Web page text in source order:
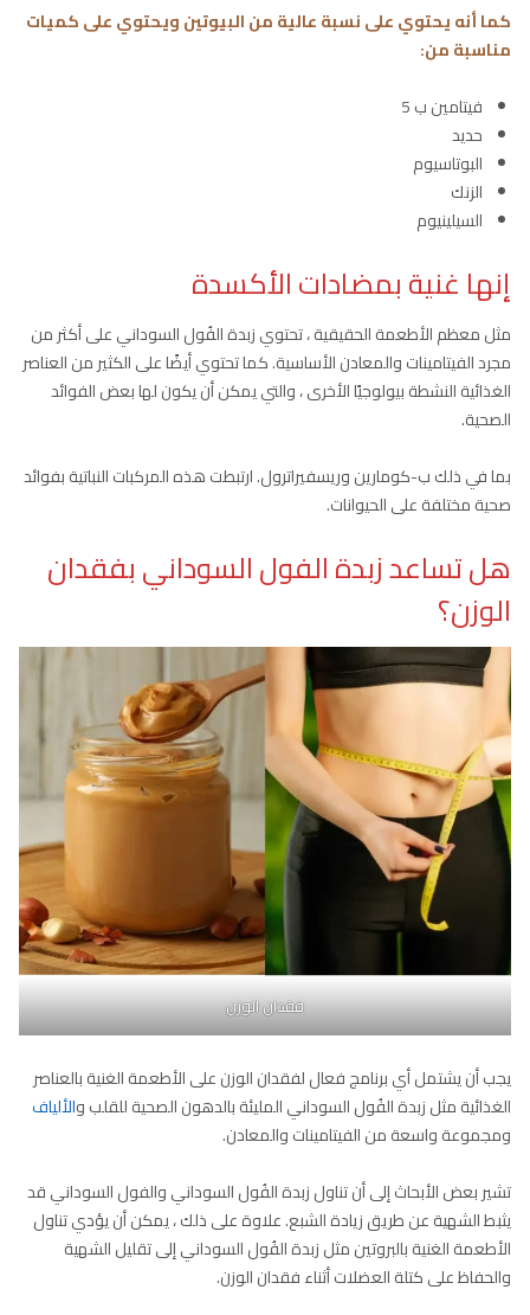
كما أنه يحتوي على نسبة عالية من البيوتين ويحتوي على كميات
مناسبة من:
فيتامين ب 5
حديد
البوتاسيوم
الزنك
السيلينيوم
إنها غنية بمضادات الأكسدة
مثل معظم الأطعمة الحقيقية ، تحتوي زبدة الفُول السوداني على أكثر من
مجرد الفيتامينات والمعادن الأساسية. كما تحتوي أيضًا على الكثير من العناصر
الغذائية النشطة بيولوجيًا الأخرى ، والتي يمكن أن يكون لها بعض الفوائد
الصحية.
بما في ذلك ب-كومارين وريسفيراترول. ارتبطت هذه المركبات النباتية بفوائد
صحية مختلفة على الحيوانات.
هل تساعد زبدة الفول السوداني بفقدان
الوزن؟
فقدان الوزن
يجب أن يشتمل أي برنامج فعال لفقدان الوزن على الأطعمة الغنية بالعناصر
الغذائية مثل زبدة الفُول السوداني المليئة بالدهون الصحية للقلب والألياف
ومجموعة واسعة من الفيتامينات والمعادن.
تشير بعض الأبحاث إلى أن تناول زبدة الفُول السوداني والفول السوداني قد
يثبط الشهية عن طريق زيادة الشبع. علاوة على ذلك ، يمكن أن يؤدي تناول
الأطعمة الغنية بالبروتين مثل زبدة الفُول السوداني إلى تقليل الشهية
والحفاظ على كتلة العضلات أثناء فقدان الوزن.